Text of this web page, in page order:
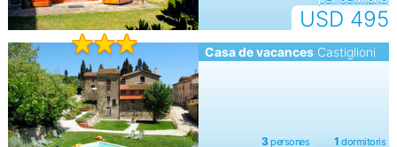
USD 495
Casa de vacancesCastiglioni